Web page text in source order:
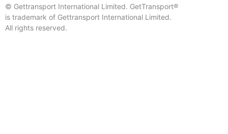
© Gettransport International Limited. GetTransport®
is trademark of Gettransport International Limited.
All rights reserved.